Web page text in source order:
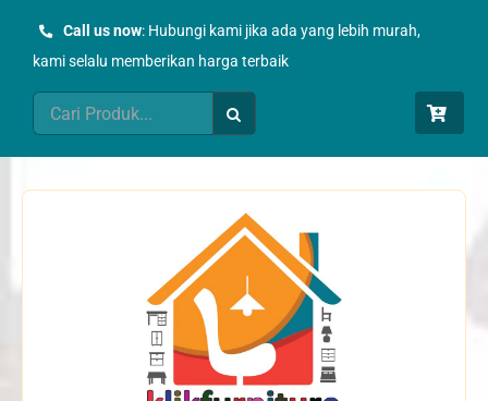
Call us now: Hubungi kami jika ada yang lebih murah,
kami selalu memberikan harga terbaik
Search
for: